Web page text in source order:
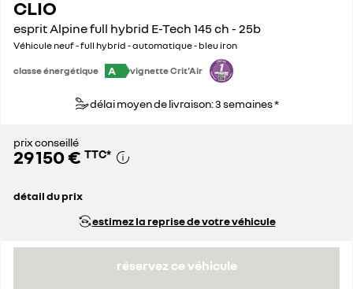
CLIO
esprit Alpine full hybrid E-Tech 145 ch - 25b
Véhicule neuf - full hybrid - automatique - bleu iron
classe énergétique A vignette Crit'Air
délai moyen de livraison: 3 semaines *
prix conseillé
29 150 € TTC*
détail du prix
estimez la reprise de votre véhicule
réservez ce véhicule